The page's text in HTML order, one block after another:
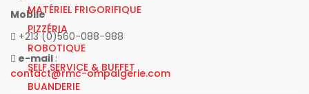
MATÉRIEL FRIGORIFIQUE
PIZZÉRIA
ROBOTIQUE
SELF SERVICE & BUFFET
BUANDERIE
Mobile
+213 (0)560-088-988
e-mail :
contact@rmc-ompalgerie.com